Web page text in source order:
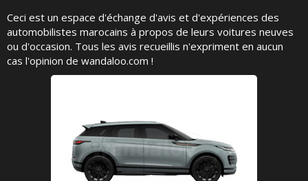
Ceci est un espace d'échange d'avis et d'expériences des
automobilistes marocains à propos de leurs voitures neuves
ou d'occasion. Tous les avis recueillis n'expriment en aucun
cas l'opinion de wandaloo.com !